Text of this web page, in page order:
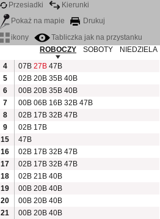
Przesiadki
Kierunki
Pokaż na mapie
Drukuj
ikony
Tabliczka jak na przystanku
ROBOCZY
SOBOTY
NIEDZIELA
4
07B 27B 47B
5
02B 20B 35B 40B
6
00B 20B 35B 40B
7
00B 06B 16B 32B 47B
8
02B 17B 32B 47B
9
02B 17B
15
47B
16
02B 17B 32B 47B
17
02B 17B 32B 47B
18
02B 21B 40B
19
00B 20B 40B
20
00B 20B 40B
21
00B 20B 40B